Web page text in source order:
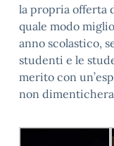
la propria offerta
quale modo
anno scolastico,
studenti e le
merito con
non